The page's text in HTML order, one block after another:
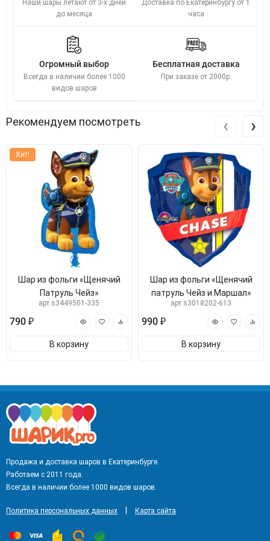
Наши шары летают от 3-х дней
до месяца
Доставка по Екатеринбургу от 1
часа
Огромный выбор
Всегда в наличии более 1000
видов шаров
Бесплатная доставка
При заказе от 2000р.
Рекомендуем посмотреть
Хит!
Шар из фольги «Щенячий
Патруль Чейз»
арт.s3449501-335
790 ₽
В корзину
Шар из фольги «Щенячий
патруль Чейз и Маршал»
арт.s3018202-613
990 ₽
В корзину
‹ ›
Продажа и доставка шаров в Екатеринбурге.
Работаем с 2011 года.
Всегда в наличии более 1000 видов шаров.
Политика персональных данных Карта сайта